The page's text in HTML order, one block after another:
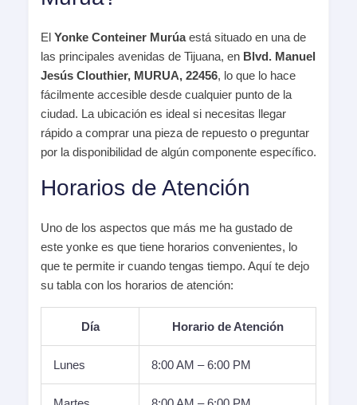
El Yonke Conteiner Murúaestá situado en una de
las principales avenidas de Tijuana, en Blvd. Manuel
Jesús Clouthier, MURUA, 22456, lo que lo hace
fácilmente accesible desde cualquier punto de la
ciudad. La ubicación es ideal si necesitas llegar
rápido a comprar una pieza de repuesto o preguntar
por la disponibilidad de algún componente específico.
Horarios de Atención
Uno de los aspectos que más me ha gustado de
este yonke es que tiene horarios convenientes, lo
que te permite ir cuando tengas tiempo. Aquí te dejo
su tabla con los horarios de atención:
Día Horario de Atención
Lunes 8:00 AM – 6:00 PM